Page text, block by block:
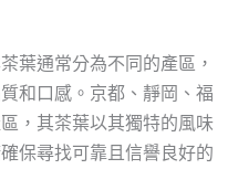
葉通常分為不同的產區，
和口感。京都、靜岡、福
，其茶葉以其獨特的風味
保尋找可靠且信譽良好的